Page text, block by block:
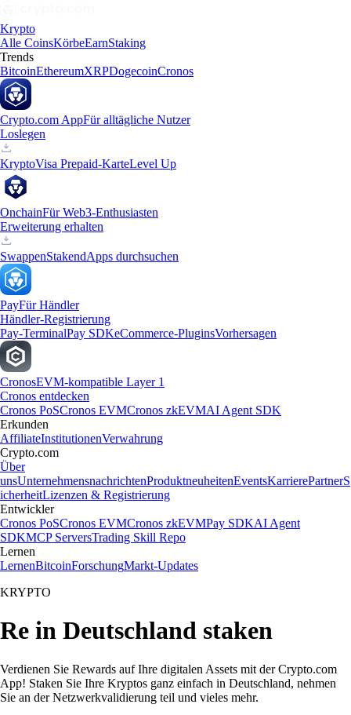
Krypto
Alle CoinsKörbeEarnStaking
Trends
BitcoinEthereumXRPDogecoinCronos
Crypto.com AppFür alltägliche Nutzer
Loslegen
KryptoVisa Prepaid-KarteLevel Up
OnchainFür Web3-Enthusiasten
Erweiterung erhalten
SwappenStakendApps durchsuchen
PayFür Händler
Händler-Registrierung
Pay-TerminalPay SDKeCommerce-PluginsVorhersagen
CronosEVM-kompatible Layer 1
Cronos entdecken
Cronos PoSCronos EVMCronos zkEVMAI Agent SDK
Erkunden
AffiliateInstitutionenVerwahrung
Crypto.com
Über
unsUnternehmensnachrichtenProduktneuheitenEventsKarrierePartnerS
icherheitLizenzen & Registrierung
Entwickler
Cronos PoSCronos EVMCronos zkEVMPay SDKAI Agent
SDKMCP ServersTrading Skill Repo
Lernen
LernenBitcoinForschungMarkt-Updates
KRYPTO
Re in Deutschland staken
Verdienen Sie Rewards auf Ihre digitalen Assets mit der Crypto.com
App! Staken Sie Ihre Kryptos ganz einfach in Deutschland, nehmen
Sie an der Netzwerkvalidierung teil und vieles mehr.